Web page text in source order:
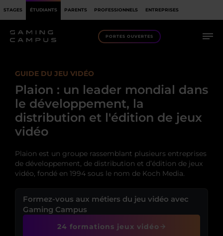
STAGES ÉTUDIANTS PARENTS PROFESSIONNELS ENTREPRISES
PORTES OUVERTES
GUIDE DU JEU VIDÉO
Plaion : un leader mondial dans
le développement, la
distribution et l'édition de jeux
vidéo
Plaion est un groupe rassemblant plusieurs entreprises
de développement, de distribution et d’édition de jeux
vidéo, fondé en 1994 sous le nom de Koch Media.
Formez-vous aux métiers du jeu vidéo avec
Gaming Campus
24 formations jeux vidéo